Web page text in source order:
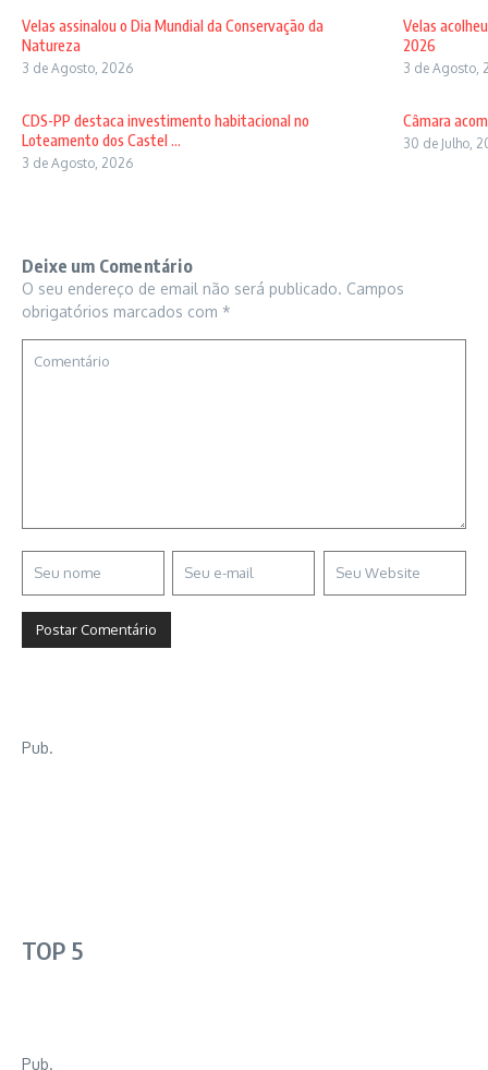
Velas assinalou o Dia Mundial da Conservação da
Natureza
3 de Agosto, 2026
Velas
2026
3 de Agosto,
CDS-PP destaca investimento habitacional no
Loteamento dos Castel ...
3 de Agosto, 2026
Câmara
30 de Julho,
Deixe um Comentário
O seu endereço de email não será publicado. Campos
obrigatórios marcados com *
Pub.
TOP 5
Pub.